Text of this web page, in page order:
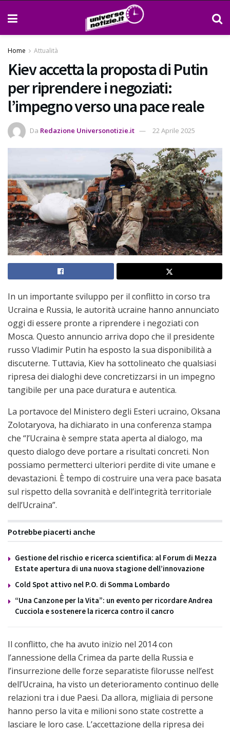
Home Attualità
Kiev accetta la proposta di Putin
per riprendere i negoziati:
l’impegno verso una pace reale
Da Redazione Universonotizie.it 22 Aprile 2025
In un importante sviluppo per il conflitto in corso tra
Ucraina e Russia, le autorità ucraine hanno annunciato
oggi di essere pronte a riprendere i negoziati con
Mosca. Questo annuncio arriva dopo che il presidente
russo Vladimir Putin ha esposto la sua disponibilità a
discuterne. Tuttavia, Kiev ha sottolineato che qualsiasi
ripresa dei dialoghi deve concretizzarsi in un impegno
tangibile per una pace duratura e autentica.
La portavoce del Ministero degli Esteri ucraino, Oksana
Zolotaryova, ha dichiarato in una conferenza stampa
che “l’Ucraina è sempre stata aperta al dialogo, ma
questo dialogo deve portare a risultati concreti. Non
possiamo permetterci ulteriori perdite di vite umane e
devastazioni. È tempo di costruire una vera pace basata
sul rispetto della sovranità e dell’integrità territoriale
dell’Ucraina”.
Potrebbe piacerti anche
Gestione del rischio e ricerca scientifica: al Forum di Mezza
Estate apertura di una nuova stagione dell’innovazione
Cold Spot attivo nel P.O. di Somma Lombardo
“Una Canzone per la Vita”: un evento per ricordare Andrea
Cucciola e sostenere la ricerca contro il cancro
Il conflitto, che ha avuto inizio nel 2014 con
l’annessione della Crimea da parte della Russia e
l’insurrezione delle forze separatiste filorusse nell’est
dell’Ucraina, ha visto un deterioramento continuo delle
relazioni tra i due Paesi. Da allora, migliaia di persone
hanno perso la vita e milioni sono state costrette a
lasciare le loro case. L’accettazione della ripresa dei